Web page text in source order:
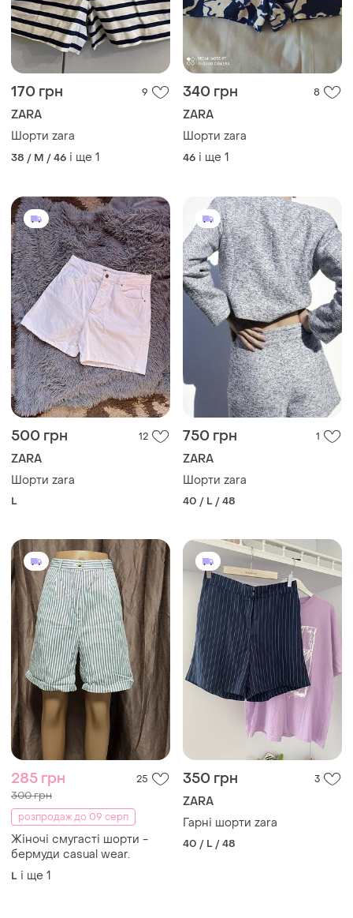
170 грн 9
ZARA
Шорти zara
38 / M / 46 і ще 1
340 грн 8
ZARA
Шорти zara
46 і ще 1
500 грн 12
ZARA
Шорти zara
L
750 грн 1
ZARA
Шорти zara
40 / L / 48
285 грн 25
300 грн
розпродаж до 09 серп
Жіночі смугасті шорти -
бермуди casual wear.
L і ще 1
350 грн 3
ZARA
Гарні шорти zara
40 / L / 48